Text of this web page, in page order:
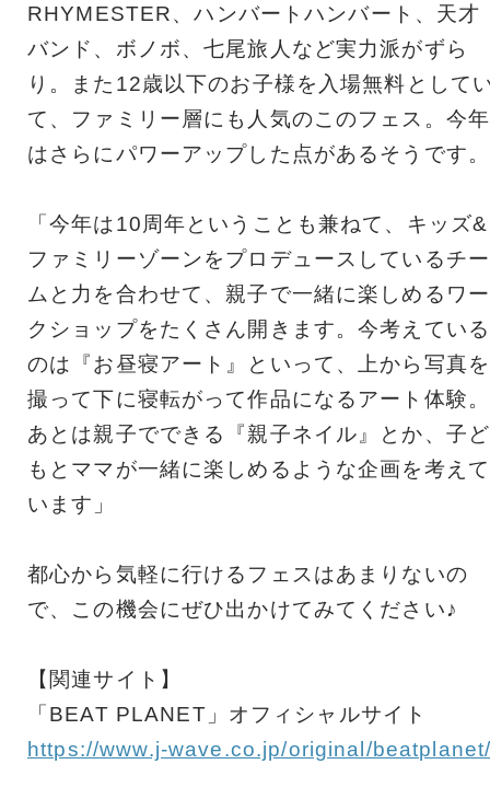
RHYMESTER、ハンバートハンバート、天才
バンド、ボノボ、七尾旅人など実力派がずら
り。また12歳以下のお子様を入場無料として
て、ファミリー層にも人気のこのフェス。今年
はさらにパワーアップした点があるそうです。
「今年は10周年ということも兼ねて、キッズ&
ファミリーゾーンをプロデュースしているチー
ムと力を合わせて、親子で一緒に楽しめるワー
クショップをたくさん開きます。今考えている
のは『お昼寝アート』といって、上から写真を
撮って下に寝転がって作品になるアート体験。
あとは親子でできる『親子ネイル』とか、子ど
もとママが一緒に楽しめるような企画を考えて
います」
都心から気軽に行けるフェスはあまりないの
で、この機会にぜひ出かけてみてください♪
【関連サイト】
「BEAT PLANET」オフィシャルサイト
https://www.j-wave.co.jp/original/